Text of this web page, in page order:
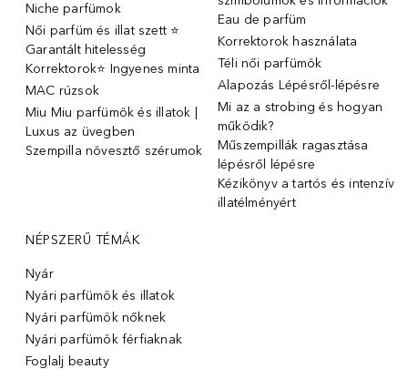
Niche parfümok
Női parfüm és illat szett ⭐
Garantált hitelesség
Korrektorok⭐ Ingyenes minta
MAC rúzsok
Miu Miu parfümök és illatok |
Luxus az üvegben
Szempilla növesztő szérumok
Eau de parfüm
Korrektorok használata
Téli női parfümök
Alapozás Lépésről-lépésre
Mi az a strobing és hogyan
működik?
Műszempillák ragasztása
lépésről lépésre
Kézikönyv a tartós és intenzív
illatélményért
NÉPSZERŰ TÉMÁK
Nyár
Nyári parfümök és illatok
Nyári parfümök nőknek
Nyári parfümök férfiaknak
Foglalj beauty